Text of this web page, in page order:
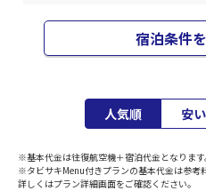
宿泊条件
人気順 安
※基本代金は往復航空機＋宿泊代金となります
※タビサキMenu付きプランの基本代金は参考
詳しくはプラン詳細画面をご確認ください。